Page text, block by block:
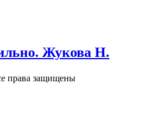
Жукова Н.
права защищены